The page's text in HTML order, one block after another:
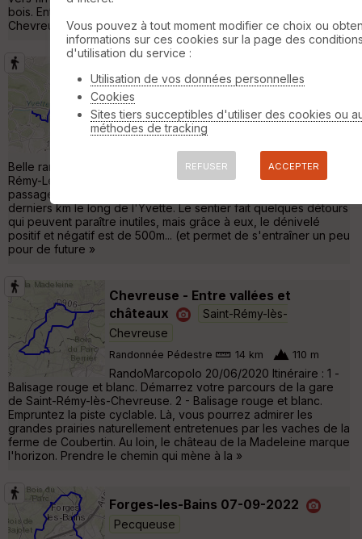
bois. Entre le départ près du lac Beausejour à St Rémy lès
Chevreuse et la première montée, on p »
Boucle de 22km et 500m de dénivelé
au départ de Saint-Rémy-Lès-
Chevreuseuse à La Hacquinière **
Saint-Rémy-lès-Chevreuse
Randonnée Pédestre 22 km 530 m
Belle rando de 22km, au départ de la Gare RER B de Saint-
Rémy-Les-Cheuvreuse, principalement en forêt, avec un beau
passage dans le Lieu-dit La Fontaine Billehou, et avec les trois
derniers km le long de l'Yvette. Le sentier fait quelques détours
qui peuvent paraître inutiles, mais grâce à eux, le dénivelé
positif et négatif est de 500m... (et permet de s'entraîner un peu
pour de future »
Chevreuse - Entre vallées et
châteaux
Saint-Rémy-lès-
Chevreuse
Randonnée Pédestre 14 km 110 m
RandoMarcopolo 20/06/2020 Itinéraire : 1 -
Balisage rouge et blanc. Démarrez votre parcours de la gare
de Saint-Rémy-lès-Chevreuse. 2 - Balisage rouge et blanc.
Empruntez la piste cyclable. Là, vous pourrez admirer les
grandes prairies naturellement entretenues par les vaches de la
ferme de Coubertin. Au loin, le château de la Madeleine marque
l'horizon. Prendre le chemin qui mène à la »
Forges-les-Bains 07-09-2022
Pecqueuse
Vous pouvez à tout moment modifier ce choix ou
informations sur ces cookies sur la page des
d'utilisation du service :
Utilisation de vos données personnelles
Cookies
Sites tiers succeptibles d'utiliser des cookies ou
méthodes de tracking
REFUSER ACCEPTER